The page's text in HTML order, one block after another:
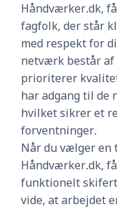
Håndværker.dk,
fagfolk, der står
med respekt for
netværk består
prioriterer
har adgang til de
hvilket sikrer et
forventninger.
Når du vælger en
Håndværker.dk,
funktionelt
vide, at arbejdet